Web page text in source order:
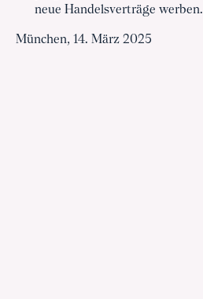
neue Handelsverträge werben.
München, 14. März 2025